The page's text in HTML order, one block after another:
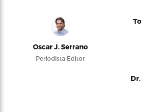
Oscar J. Serrano
Periodista Editor